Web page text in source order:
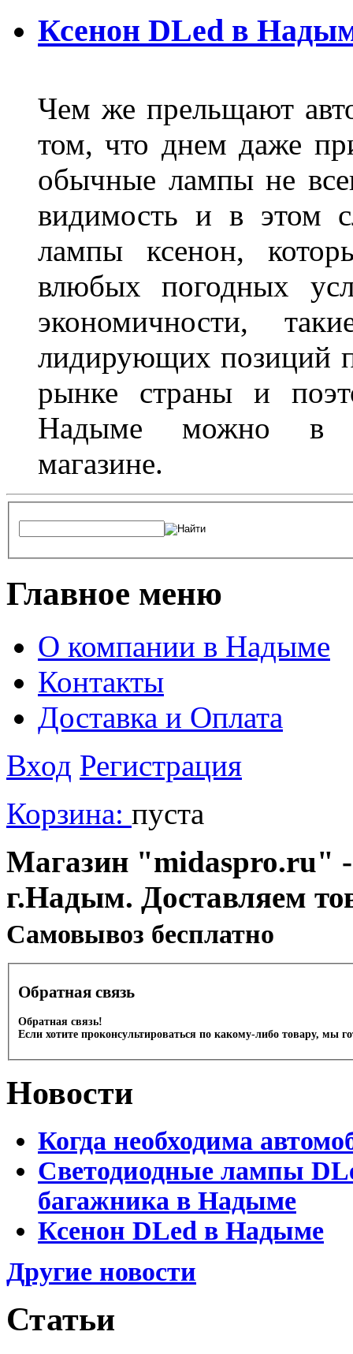
Ксенон DLed в
Чем же прельщают
том, что днем даже
обычные лампы не
видимость и в этом
лампы ксенон,
влюбых погодных
экономичности,
лидирующих позиций
рынке страны и
Надыме можно в
магазине.
Главное меню
О компании в Надыме
Контакты
Доставка и Оплата
Вход Регистрация
Корзина: пуста
Магазин "midaspro.ru" -
г.Надым. Доставляем
Cамовывоз бесплатно
Обратная связь
Обратная связь!
Если хотите проконсультироваться по какому-либо товару, мы
Новости
Когда необходима
Светодиодные лампы
багажника в Надыме
Ксенон DLed в Надыме
Другие новости
Статьи